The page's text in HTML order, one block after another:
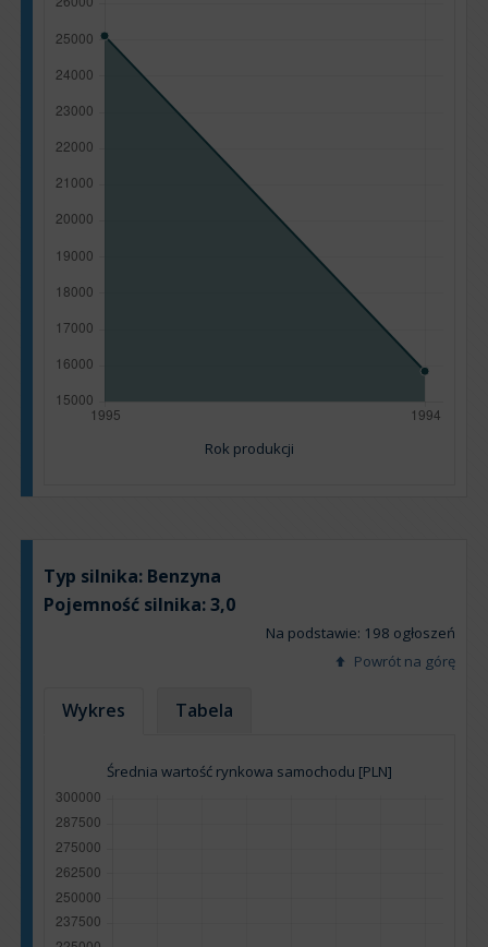
Rok produkcji
Typ silnika: Benzyna
Pojemność silnika:3,0
Na podstawie: 198 ogłoszeń
Powrót na górę
Wykres Tabela
Średnia wartość rynkowa samochodu [PLN]